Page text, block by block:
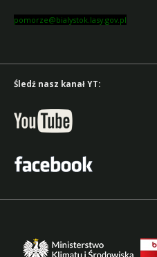
pomorze@bialystok.lasy.gov.pl
Śledź nasz kanał YT: